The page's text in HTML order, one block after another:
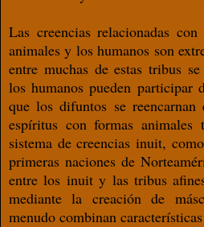
Las creencias relacionadas
animales y los humanos son
entre muchas de estas tribus
los humanos pueden participar
que los difuntos se
espíritus con formas animales
sistema de creencias inuit,
primeras naciones de
entre los inuit y las tribus
mediante la creación de
menudo combinan